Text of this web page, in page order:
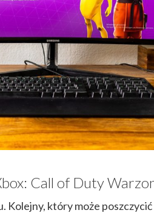
Call of Duty
który może poszczycić